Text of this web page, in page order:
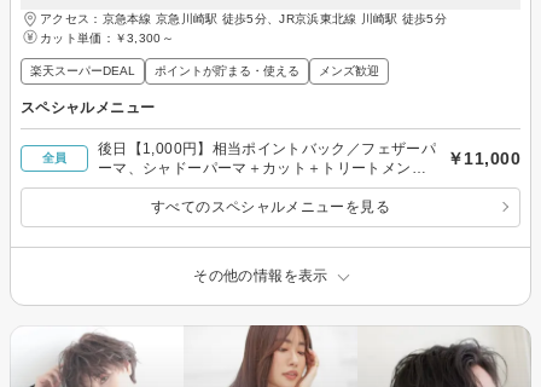
アクセス：京急本線 京急川崎駅 徒歩5分、JR京浜東北線 川崎駅 徒歩5分
カット単価： ￥3,300～
楽天スーパーDEAL ポイントが貯まる・使える メンズ歓迎
スペシャルメニュー
全員
後日【1,000円】相当ポイントバック／フェザーパ
ーマ、シャドーパーマ＋カット＋トリートメント
￥11,000
￥11,000
すべてのスペシャルメニューを見る
その他の情報を表示